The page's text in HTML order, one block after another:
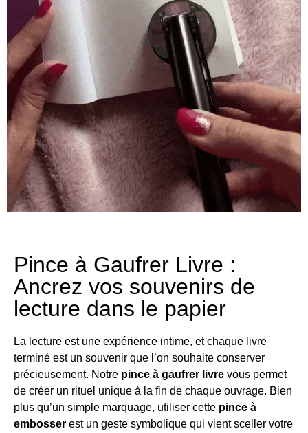
Pince à Gaufrer Livre :
Ancrez vos souvenirs de
lecture dans le papier
La lecture est une expérience intime, et chaque livre
terminé est un souvenir que l’on souhaite conserver
précieusement. Notre pince à gaufrer livre vous permet
de créer un rituel unique à la fin de chaque ouvrage. Bien
plus qu’un simple marquage, utiliser cette pince à
embosser est un geste symbolique qui vient sceller votre